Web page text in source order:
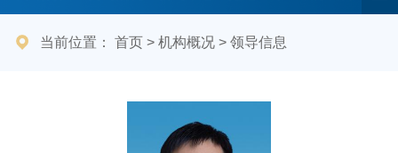
办事服务 民间友好 港澳事务 互动交流
当前位置： 首页> 机构概况> 领导信息